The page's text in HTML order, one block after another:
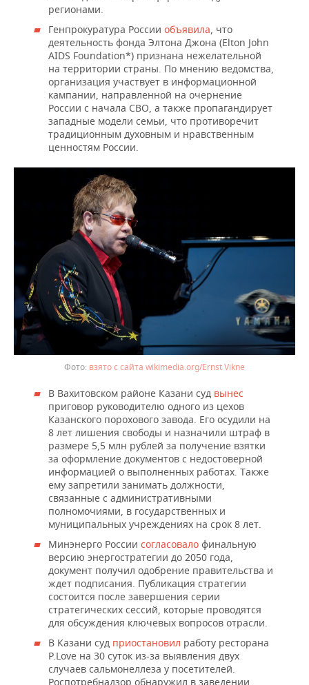
регионами.
Генпрокуратура России объявила, что
деятельность фонда Элтона Джона (Elton John
AIDS Foundation*) признана нежелательной
на территории страны. По мнению ведомства,
организация участвует в информационной
кампании, направленной на очернение
России с начала СВО, а также пропагандирует
западные модели семьи, что противоречит
традиционным духовным и нравственным
ценностям России.
взято с сайта wikimedia.org/Ernst Vikne
В Вахитовском районе Казани суд вынес
приговор руководителю одного из цехов
Казанского порохового завода. Его осудили на
8 лет лишения свободы и назначили штраф в
размере 5,5 млн рублей за получение взятки
за оформление документов с недостоверной
информацией о выполненных работах. Также
ему запретили занимать должности,
связанные с административными
полномочиями, в государственных и
муниципальных учреждениях на срок 8 лет.
Минэнерго России согласовало финальную
версию энергостратегии до 2050 года,
документ получил одобрение правительства и
ждет подписания. Публикация стратегии
состоится после завершения серии
стратегических сессий, которые проводятся
для обсуждения ключевых вопросов отрасли.
В Казани суд приостановил работу ресторана
P.Love на 30 суток из-за выявления двух
случаев сальмонеллеза у посетителей.
Роспотребнадзор обнаружил в заведении